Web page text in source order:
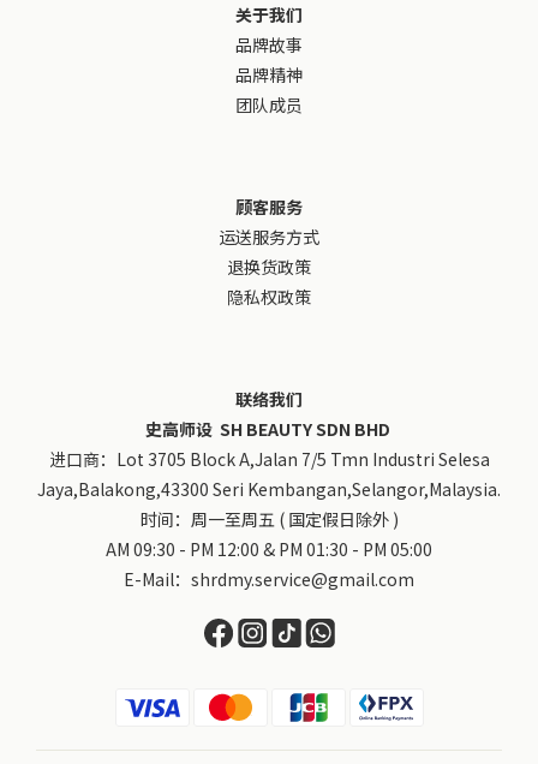
关于我们
品牌故事
品牌精神
团队成员
顾客服务
运送服务方式
退换货政策
隐私权政策
联络我们
史高师设 SH BEAUTY SDN BHD
进口商：Lot 3705 Block A,Jalan 7/5 Tmn Industri Selesa
Jaya,Balakong,43300 Seri Kembangan,Selangor,Malaysia.
时间：周一至周五 ( 国定假日除外 )
AM 09:30 - PM 12:00 & PM 01:30 - PM 05:00
E-Mail：shrdmy.service@gmail.com